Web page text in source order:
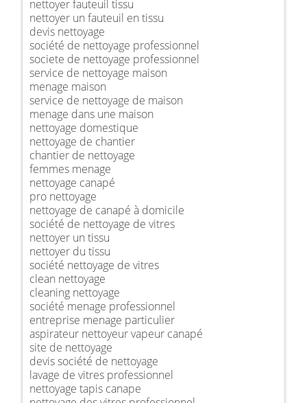
nettoyer fauteuil tissu
nettoyer un fauteuil en tissu
devis nettoyage
société de nettoyage professionnel
societe de nettoyage professionnel
service de nettoyage maison
menage maison
service de nettoyage de maison
menage dans une maison
nettoyage domestique
nettoyage de chantier
chantier de nettoyage
femmes menage
nettoyage canapé
pro nettoyage
nettoyage de canapé à domicile
société de nettoyage de vitres
nettoyer un tissu
nettoyer du tissu
société nettoyage de vitres
clean nettoyage
cleaning nettoyage
société menage professionnel
entreprise menage particulier
aspirateur nettoyeur vapeur canapé
site de nettoyage
devis société de nettoyage
lavage de vitres professionnel
nettoyage tapis canape